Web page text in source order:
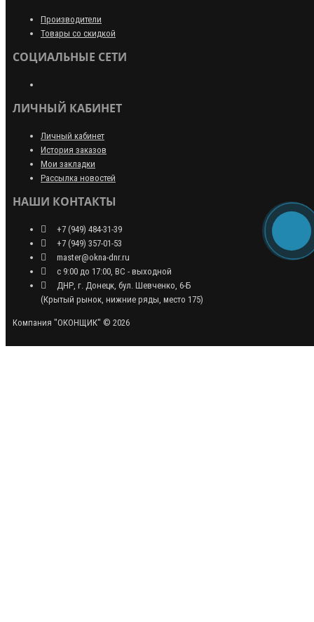
Производители
Товары со скидкой
СОЦИАЛЬНЫЕ СЕТИ
ЛИЧНЫЙ КАБИНЕТ
Личный кабинет
История заказов
Мои закладки
Рассылка новостей
НАШИ КОНТАКТЫ
+7 (949) 484-31-39
+7 (949) 357-01-53
master@okna-dnr.ru
с 9:00 до 17:00, ВС - выходной
ДНР, г. Донецк, бул. Шевченко, 6-Б
(Крытый рынок, нижние ряды, место 175)
Компания "ОКОНЩИК" © 2026